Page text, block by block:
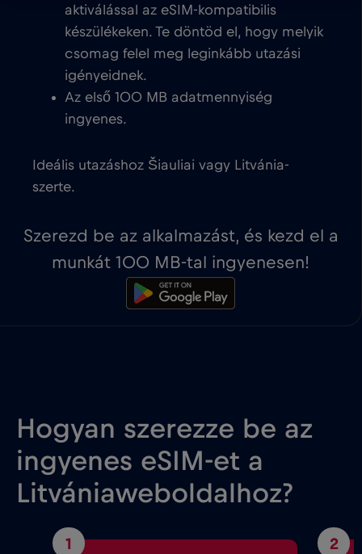
aktiválással az eSIM-kompatibilis
készülékeken. Te döntöd el, hogy melyik
csomag felel meg leginkább utazási
igényeidnek.
Az első 100 MB adatmennyiség
ingyenes.
Ideális utazáshoz Šiauliai vagy Litvánia-
szerte.
Szerezd be az alkalmazást, és kezd el a
munkát 100 MB-tal ingyenesen!
Hogyan szerezze be az
ingyenes eSIM-et a
Litvániaweboldalhoz?
1 2